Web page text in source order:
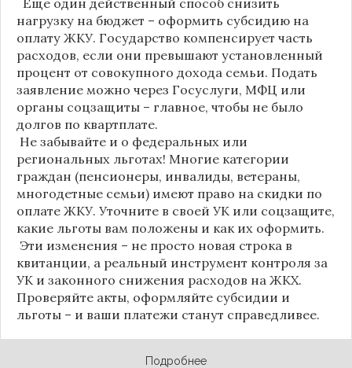
нагрузку на бюджет – оформить субсидию на
оплату ЖКУ. Государство компенсирует часть
расходов, если они превышают установленный
процент от совокупного дохода семьи. Подать
заявление можно через Госуслуги, МФЦ или
органы соцзащиты – главное, чтобы не было
долгов по квартплате.
Не забывайте и о федеральных или
региональных льготах! Многие категории
граждан (пенсионеры, инвалиды, ветераны,
многодетные семьи) имеют право на скидки по
оплате ЖКУ. Уточните в своей УК или соцзащите,
какие льготы вам положены и как их оформить.
Эти изменения – не просто новая строка в
квитанции, а реальный инструмент контроля за
УК и законного снижения расходов на ЖКХ.
Проверяйте акты, оформляйте субсидии и
льготы – и ваши платежи станут справедливее.
Подробнее